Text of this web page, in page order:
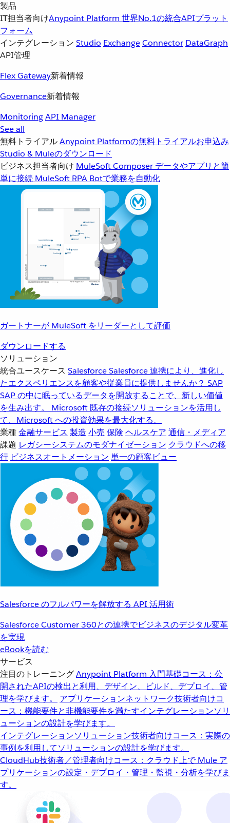
製品
IT担当者向けAnypoint Platform 世界No.1の統合APIプラット
フォーム
インテグレーション Studio ExchangeConnector DataGraph
API管理
Flex Gateway新着情報
Governance新着情報
MonitoringAPI Manager
See all
無料トライアルAnypoint Platformの無料トライアルお申込み
Studio & Muleのダウンロード
ビジネス担当者向け MuleSoft Composer データやアプリと簡
単に接続 MuleSoft RPA Botで業務を自動化
ガートナーが MuleSoft をリーダーとして評価
ダウンロードする
ソリューション
統合ユースケース SalesforceSalesforce 連携により、進化し
たエクスペリエンスを顧客や従業員に提供しませんか？ SAP
SAP の中に眠っているデータを開放することで、新しい価値
を生み出す。
Microsoft 既存の接続ソリューションを活用し
て、Microsoft への投資効果を最大化する。
業種金融サービス 製造 小売 保険 ヘルスケア 通信・メディア
課題 レガシーシステムのモダナイゼーション クラウドへの移
行 ビジネスオートメーション 単一の顧客ビュー
Salesforce のフルパワーを解放する API 活用術
Salesforce Customer 360との連携でビジネスのデジタル変革
を実現
eBookを読む
サービス
注目のトレーニングAnypoint Platform 入門基礎コース：公
開されたAPIの検出と利用、デザイン、ビルド、デプロイ、管
理を学びます。
アプリケーションネットワーク技術者向けコ
ース：機能要件と非機能要件を満たすインテグレーションソリ
ューションの設計を学びます。
インテグレーションソリューション技術者向けコース：実際の
事例を利用してソリューションの設計を学びます。
CloudHub技術者／管理者向けコース：クラウド上で Mule ア
プリケーションの設定・デプロイ・管理・監視・分析を学びま
す。